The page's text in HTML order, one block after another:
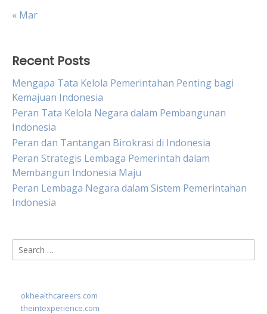
« Mar
Recent Posts
Mengapa Tata Kelola Pemerintahan Penting bagi
Kemajuan Indonesia
Peran Tata Kelola Negara dalam Pembangunan
Indonesia
Peran dan Tantangan Birokrasi di Indonesia
Peran Strategis Lembaga Pemerintah dalam
Membangun Indonesia Maju
Peran Lembaga Negara dalam Sistem Pemerintahan
Indonesia
Search
for:
okhealthcareers.com
theintexperience.com